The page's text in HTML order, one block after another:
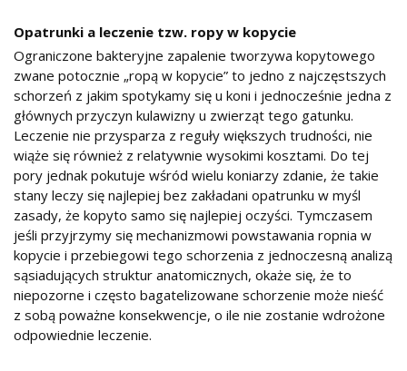
Opatrunki a leczenie tzw. ropy w kopycie
Ograniczone bakteryjne zapalenie tworzywa kopytowego
zwane potocznie „ropą w kopycie” to jedno z najczęstszych
schorzeń z jakim spotykamy się u koni i jednocześnie jedna z
głównych przyczyn kulawizny u zwierząt tego gatunku.
Leczenie nie przysparza z reguły większych trudności, nie
wiąże się również z relatywnie wysokimi kosztami. Do tej
pory jednak pokutuje wśród wielu koniarzy zdanie, że takie
stany leczy się najlepiej bez zakładani opatrunku w myśl
zasady, że kopyto samo się najlepiej oczyści. Tymczasem
jeśli przyjrzymy się mechanizmowi powstawania ropnia w
kopycie i przebiegowi tego schorzenia z jednoczesną analizą
sąsiadujących struktur anatomicznych, okaże się, że to
niepozorne i często bagatelizowane schorzenie może nieść
z sobą poważne konsekwencje, o ile nie zostanie wdrożone
odpowiednie leczenie.